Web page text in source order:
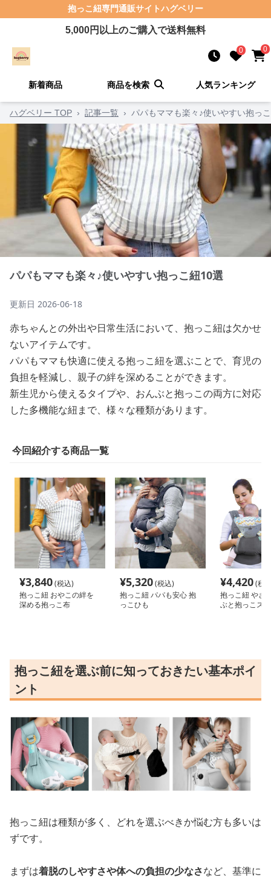
抱っこ紐専門通販サイトハグベリー
5,000円以上のご購入で送料無料
0 0
新着商品 商品を検索 人気ランキング
ハグベリー TOP › 記事一覧 › パパもママも楽々♪使いやすい抱っ
パパもママも楽々♪使いやすい抱っこ紐10選
更新日 2026-06-18
赤ちゃんとの外出や日常生活において、抱っこ紐は欠かせ
ないアイテムです。
パパもママも快適に使える抱っこ紐を選ぶことで、育児の
負担を軽減し、親子の絆を深めることができます。
新生児から使えるタイプや、おんぶと抱っこの両方に対応
した多機能な紐まで、様々な種類があります。
今回紹介する商品一覧
¥3,840(税込)
抱っこ紐 おやこの絆を
深める抱っこ布
¥5,320(税込)
抱っこ紐 パパも安心 抱
っこひも
¥4,420(税
抱っこ紐 やさ
ぶと抱っこス
抱っこ紐を選ぶ前に知っておきたい基本ポイ
ント
抱っこ紐は種類が多く、どれを選ぶべきか悩む方も多いは
ずです。
まずは着脱のしやすさや体への負担の少なさなど、基準に